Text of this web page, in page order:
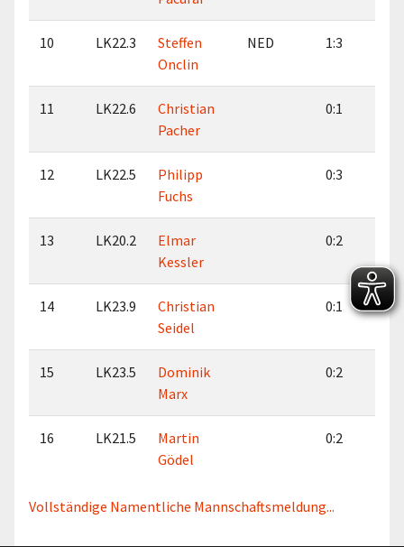
10 LK22.3
Steffen
Onclin
NED 1:3
11 LK22.6
Christian
Pacher
0:1
12 LK22.5
Philipp
Fuchs
0:3
13 LK20.2
Elmar
Kessler
0:2
14 LK23.9
Christian
Seidel
0:1
15 LK23.5
Dominik
Marx
0:2
16 LK21.5
Martin
Gödel
0:2
Vollständige Namentliche Mannschaftsmeldung...